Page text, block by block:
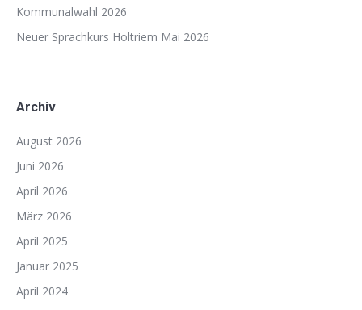
Kommunalwahl 2026
Neuer Sprachkurs Holtriem Mai 2026
Archiv
August 2026
Juni 2026
April 2026
März 2026
April 2025
Januar 2025
April 2024